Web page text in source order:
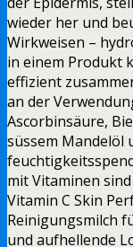
wieder her und
Wirkweisen –
in einem Produkt
effizient
an der
Ascorbinsäure,
süssem Mandelöl
mit Vitaminen
Vitamin C Skin
Reinigungsmilch
und aufhellende